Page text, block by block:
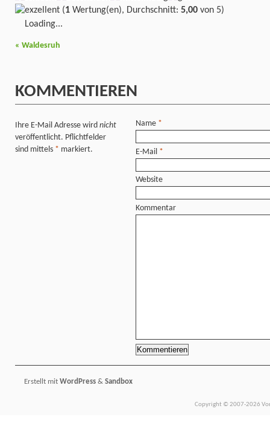
(1 Wertung(en), Durchschnitt: 5,00 von 5)
Loading...
« Waldesruh
KOMMENTIEREN
Ihre E-Mail Adresse wird nicht
veröffentlicht. Pflichtfelder
sind mittels * markiert.
Name *
E-Mail *
Website
Kommentar
Erstellt mit WordPress & Sandbox
Copyright © 2007-2026